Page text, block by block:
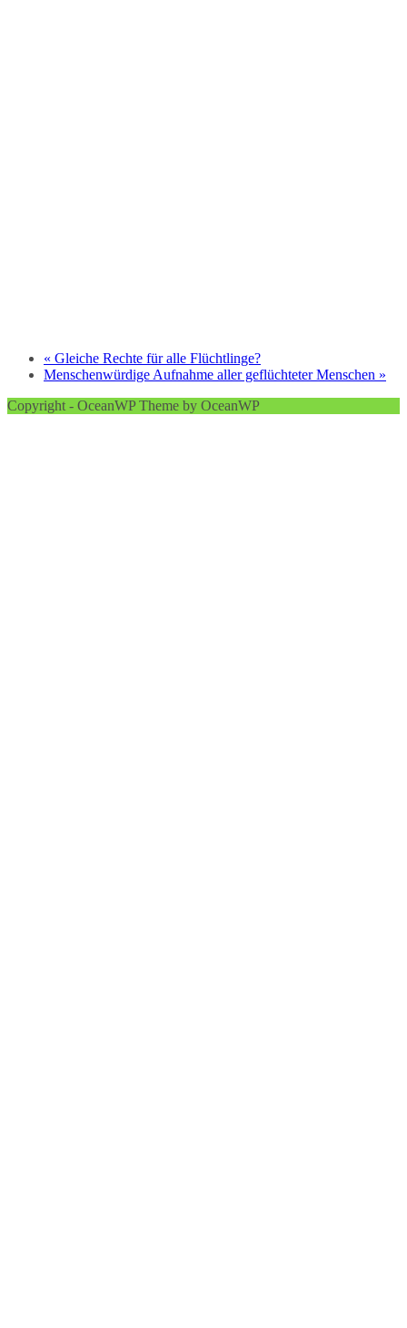
« Gleiche Rechte für alle Flüchtlinge?
Menschenwürdige Aufnahme aller geflüchteter Menschen »
Copyright - OceanWP Theme by OceanWP